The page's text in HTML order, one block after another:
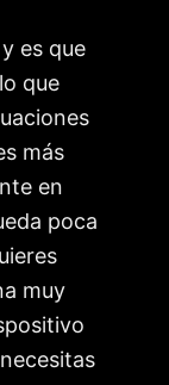
es que
que
más
en
poca
muy